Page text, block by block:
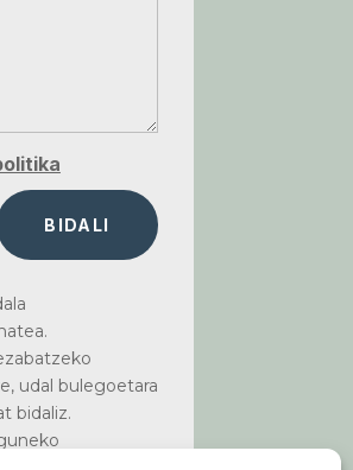
BIDALI
udal bulegoetara
bidaliz.